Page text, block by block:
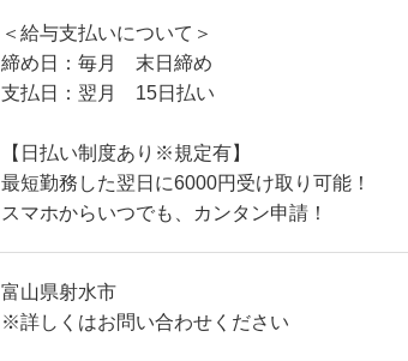
＜給与支払いについて＞
締め日：毎月 末日締め
支払日：翌月 15日払い
【日払い制度あり※規定有】
最短勤務した翌日に6000円受け取り可能！
スマホからいつでも、カンタン申請！
富山県射水市
※詳しくはお問い合わせください